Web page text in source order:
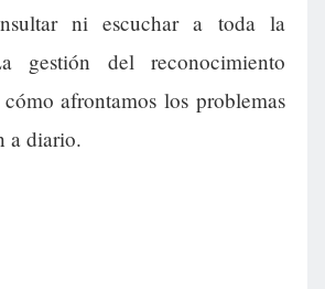
ni escuchar a toda la
gestión del reconocimiento
afrontamos los problemas
a diario.